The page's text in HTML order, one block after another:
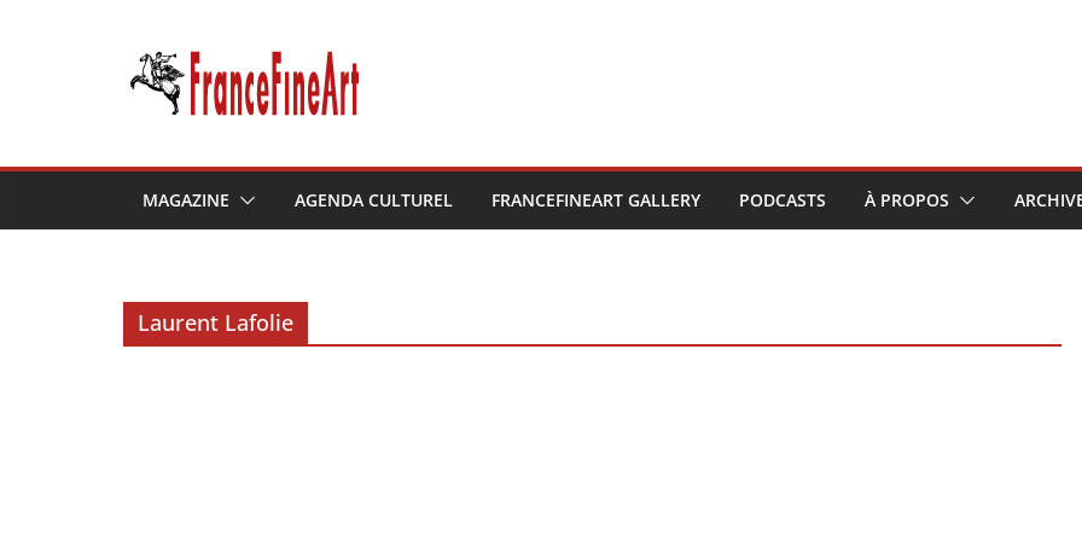
MAGAZINE AGENDA CULTUREL FRANCEFINEART GALLERY PODCASTS À PROPOS
Laurent Lafolie